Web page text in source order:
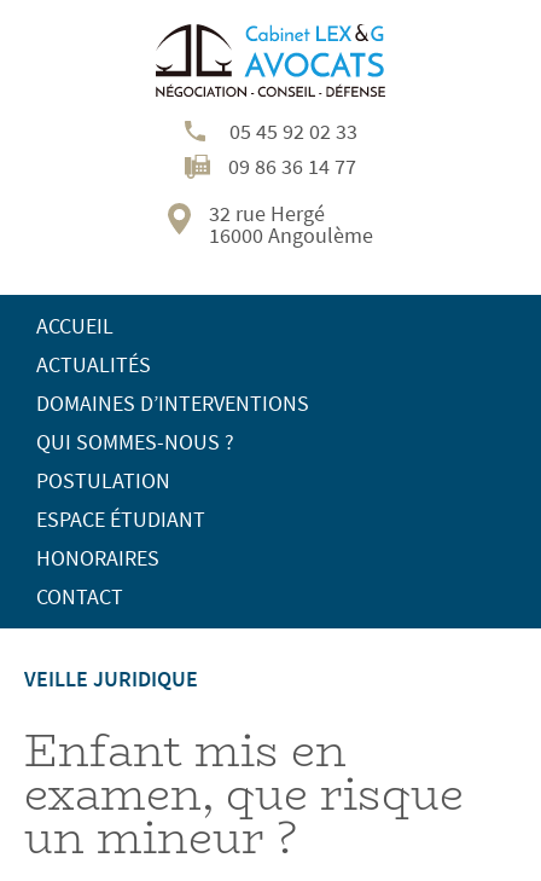
05 45 92 02 33
09 86 36 14 77
32 rue Hergé
16000 Angoulème
ACCUEIL
ACTUALITÉS
DOMAINES D’INTERVENTIONS
QUI SOMMES-NOUS ?
POSTULATION
ESPACE ÉTUDIANT
HONORAIRES
CONTACT
VEILLE JURIDIQUE
Enfant mis en
examen, que risque
un mineur ?